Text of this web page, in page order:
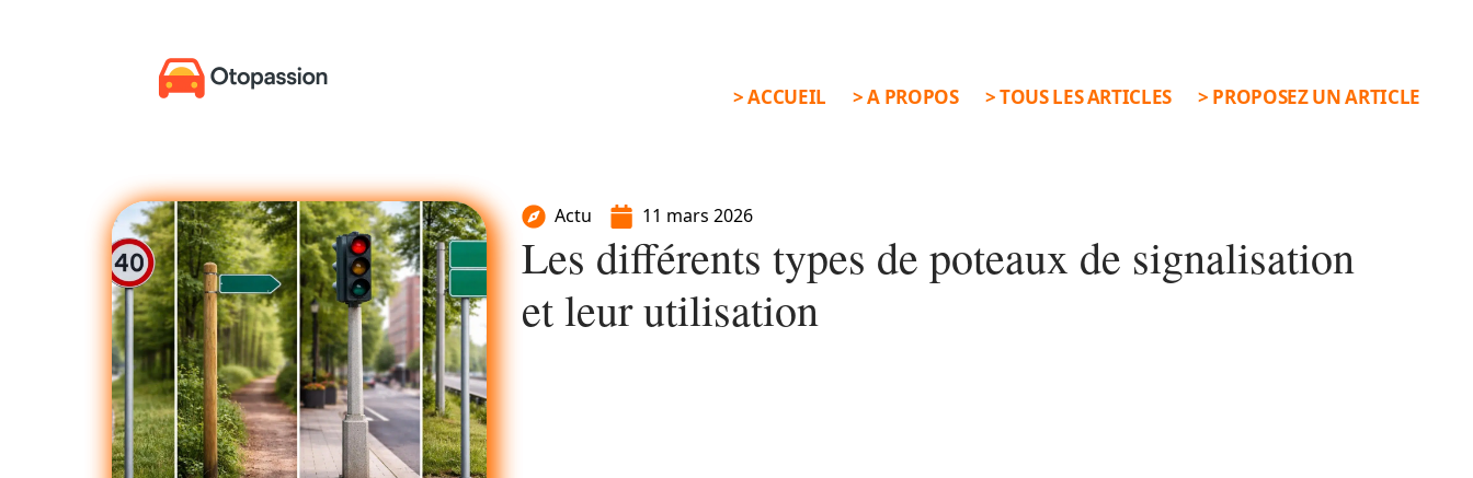
> ACCUEIL > A PROPOS > TOUS LES ARTICLES > PROPOSEZ UN ARTICLE
Actu 11 mars 2026
Les différents types de poteaux de signalisation
et leur utilisation